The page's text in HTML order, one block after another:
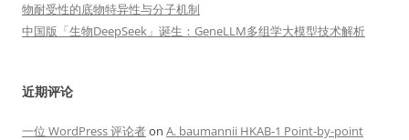
物耐受性的底物特异性与分子机制
中国版「生物DeepSeek」诞生：GeneLLM多组学大模型技术解析
近期评论
一位 WordPress 评论者on A. baumannii HKAB-1 Point-by-point